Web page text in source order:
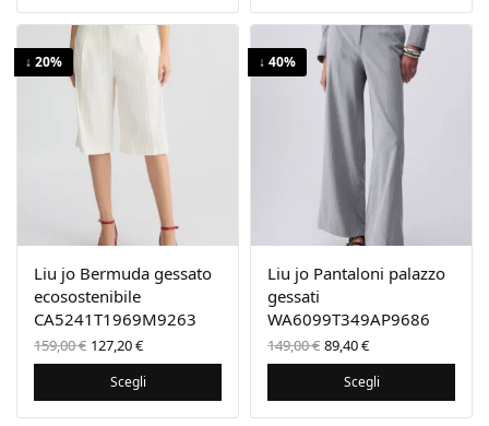
↓ 20%
Liu jo Bermuda gessato
ecosostenibile
CA5241T1969M9263
159,00€ Il prezzo
originale
era:
159,00 €.
127,20€Il prezzo
attuale
è:
127,20 €.
Scegli
↓ 40%
Liu jo Pantaloni palazzo
gessati
WA6099T349AP9686
149,00€ Il prezzo
originale
era:
149,00 €.
89,40€Il
prezzo
attuale
è:
89,40 €.
Scegli